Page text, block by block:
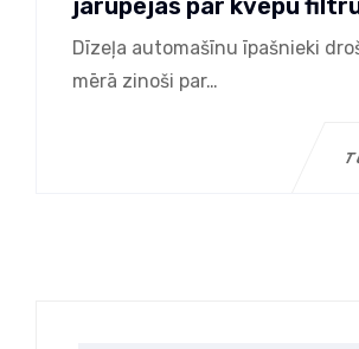
jārūpējas par kvēpu
Dīzeļa automašīnu īpašnieki
mērā zinoši par…